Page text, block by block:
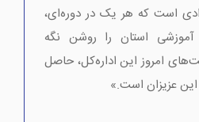
است که هر یک در دوره‌ای،
استان را روشن نگه
امروز این اداره‌کل، حاصل
عزیزان است.»